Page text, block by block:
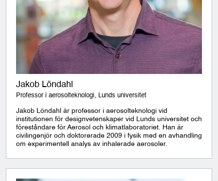
Jakob Löndahl
Professor i aerosolteknologi, Lunds universitet
Jakob Löndahl är professor i aerosolteknologi vid
institutionen för designvetenskaper vid Lunds universitet och
föreståndare för Aerosol och klimatlaboratoriet. Han är
civilingenjör och doktorerade 2009 i fysik med en avhandling
om experimentell analys av inhalerade aerosoler.